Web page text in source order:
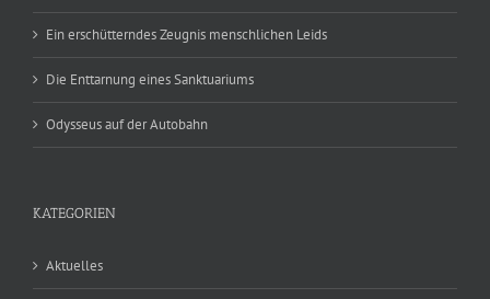
Ein erschütterndes Zeugnis menschlichen Leids
Die Enttarnung eines Sanktuariums
Odysseus auf der Autobahn
KATEGORIEN
Aktuelles